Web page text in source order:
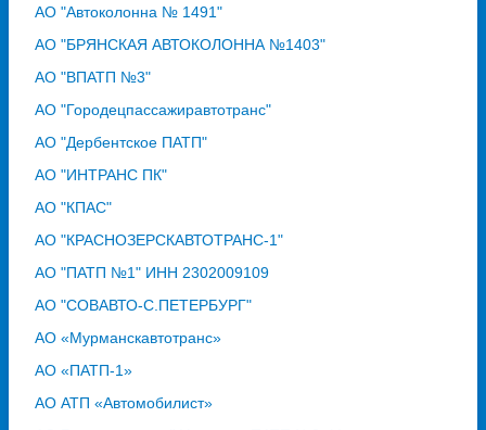
АО "Автоколонна № 1491"
АО "БРЯНСКАЯ АВТОКОЛОННА №1403"
АО "ВПАТП №3"
АО "Городецпассажиравтотранс"
АО "Дербентское ПАТП"
АО "ИНТРАНС ПК"
АО "КПАС"
АО "КРАСНОЗЕРСКАВТОТРАНС-1"
АО "ПАТП №1" ИНН 2302009109
АО "СОВАВТО-С.ПЕТЕРБУРГ"
АО «Мурманскавтотранс»
АО «ПАТП-1»
АО АТП «Автомобилист»